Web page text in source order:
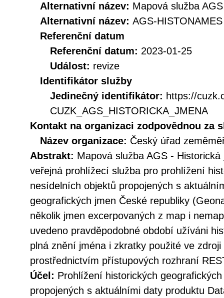
Alternativní název: Mapová služba
Alternativní název: AGS-HISTONAMES
Referenční datum
Referenční datum: 2023-01-25
Událost: revize
Identifikátor služby
Jedinečný identifikátor: https://
CUZK_AGS_HISTORICKA_JMENA
Kontakt na organizaci zodpovědnou za
Název organizace: Český úřad
Abstrakt: Mapová služba AGS -
veřejná prohlížecí služba pro prohlížení
nesídelních objektů propojených s
geografických jmen České republiky
několik jmen excerpovaných z map i
uvedeno pravděpodobné období užíváni
plná znění jména i zkratky použité ve
prostřednictvím přístupových rozhraní
Účel: Prohlížení historických
propojených s aktuálními daty produktu